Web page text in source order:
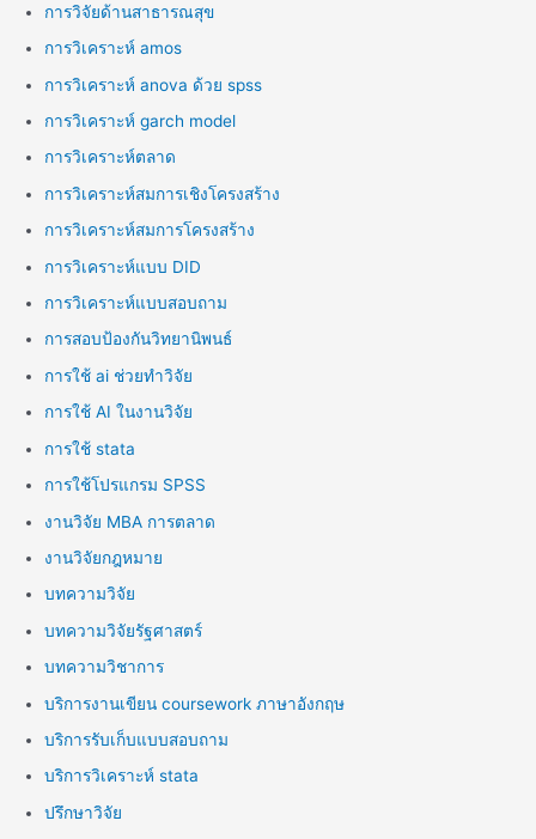
การวิจัยด้านสาธารณสุข
การวิเคราะห์ amos
การวิเคราะห์ anova ด้วย spss
การวิเคราะห์ garch model
การวิเคราะห์ตลาด
การวิเคราะห์สมการเชิงโครงสร้าง
การวิเคราะห์สมการโครงสร้าง
การวิเคราะห์แบบ DID
การวิเคราะห์แบบสอบถาม
การสอบป้องกันวิทยานิพนธ์
การใช้ ai ช่วยทำวิจัย
การใช้ AI ในงานวิจัย
การใช้ stata
การใช้โปรแกรม SPSS
งานวิจัย MBA การตลาด
งานวิจัยกฎหมาย
บทความวิจัย
บทความวิจัยรัฐศาสตร์
บทความวิชาการ
บริการงานเขียน coursework ภาษาอังกฤษ
บริการรับเก็บแบบสอบถาม
บริการวิเคราะห์ stata
ปรึกษาวิจัย